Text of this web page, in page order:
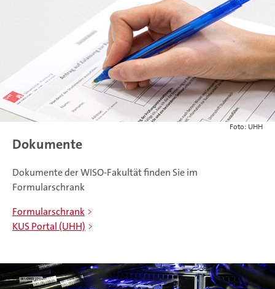
Foto: UHH
Dokumente
Dokumente der WISO-Fakultät finden Sie im
Formularschrank
Formularschrank
KUS Portal (UHH)